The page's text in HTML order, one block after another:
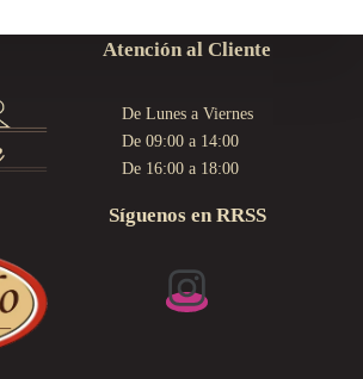
Atención al Cliente
De Lunes a Viernes
De 09:00 a 14:00
De 16:00 a 18:00
Síguenos en RRSS